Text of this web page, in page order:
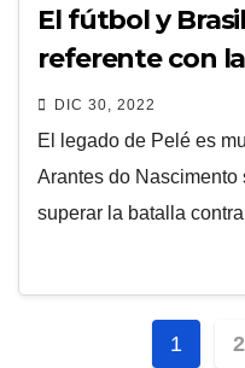
El fútbol y
referente con
DIC 30, 2022
El legado de Pelé es
Arantes do Nascimento
superar la batalla
1 2